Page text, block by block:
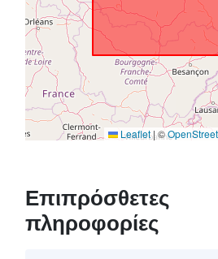
Leaflet |©
Επιπρόσθετες
πληροφορίες